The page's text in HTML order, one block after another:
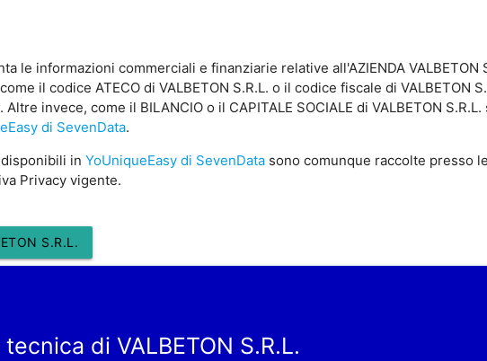
le informazioni commerciali e finanziarie relative all'AZIENDA VALBETON
il codice ATECO di VALBETON S.R.L. o il codice fiscale di VALBETON
invece, come il BILANCIO o il CAPITALE SOCIALE di VALBETON
di SevenData.
in YoUniqueEasy di SevenDatasono comunque raccolte presso
Privacy vigente.
S.R.L.
di VALBETON S.R.L.